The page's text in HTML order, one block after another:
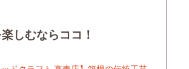
しむならココ！